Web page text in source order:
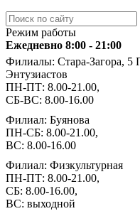
Режим работы
Ежедневно 8:00 - 21:00
Филиалы: Стара-Загора, 5
Энтузиастов
ПН-ПТ: 8.00-21.00,
СБ-ВС: 8.00-16.00
Филиал: Буянова
ПН-СБ: 8.00-21.00,
ВС: 8.00-16.00
Филиал: Физкультурная
ПН-ПТ: 8.00-21.00,
СБ: 8.00-16.00,
ВС: выходной